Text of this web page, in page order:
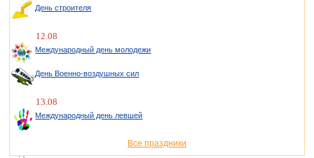
День строителя
12.08
Международный день молодежи
День Военно-воздушных сил
13.08
Международный день левшей
Все праздники